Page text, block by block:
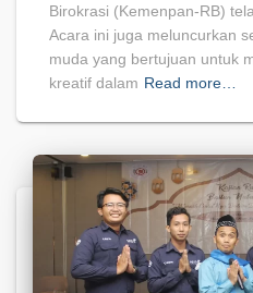
Birokrasi (Kemenpan-RB)
Acara ini juga meluncurkan
muda yang bertujuan untuk
kreatif dalam Read more…